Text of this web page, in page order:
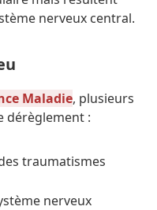
nerveux central.
Maladie, plusieurs
dérèglement :
traumatismes
nerveux